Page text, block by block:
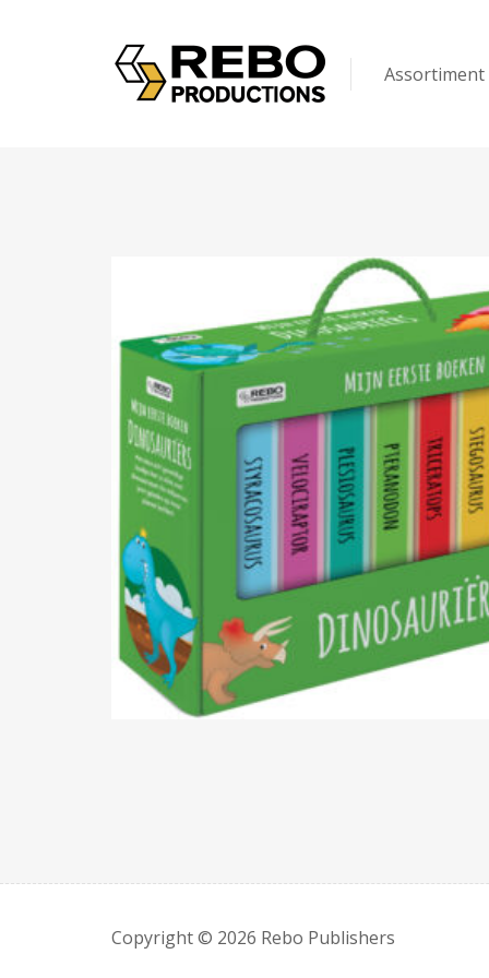
Assortiment
Volwassenen
Puzzels &
Op maat
Copyright © 2026 Rebo Publishers